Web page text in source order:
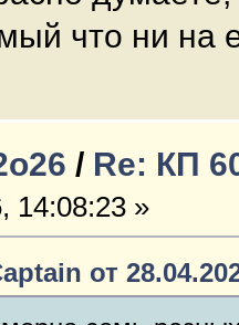
что ни на
/ Re: КП
14:08:23 »
от